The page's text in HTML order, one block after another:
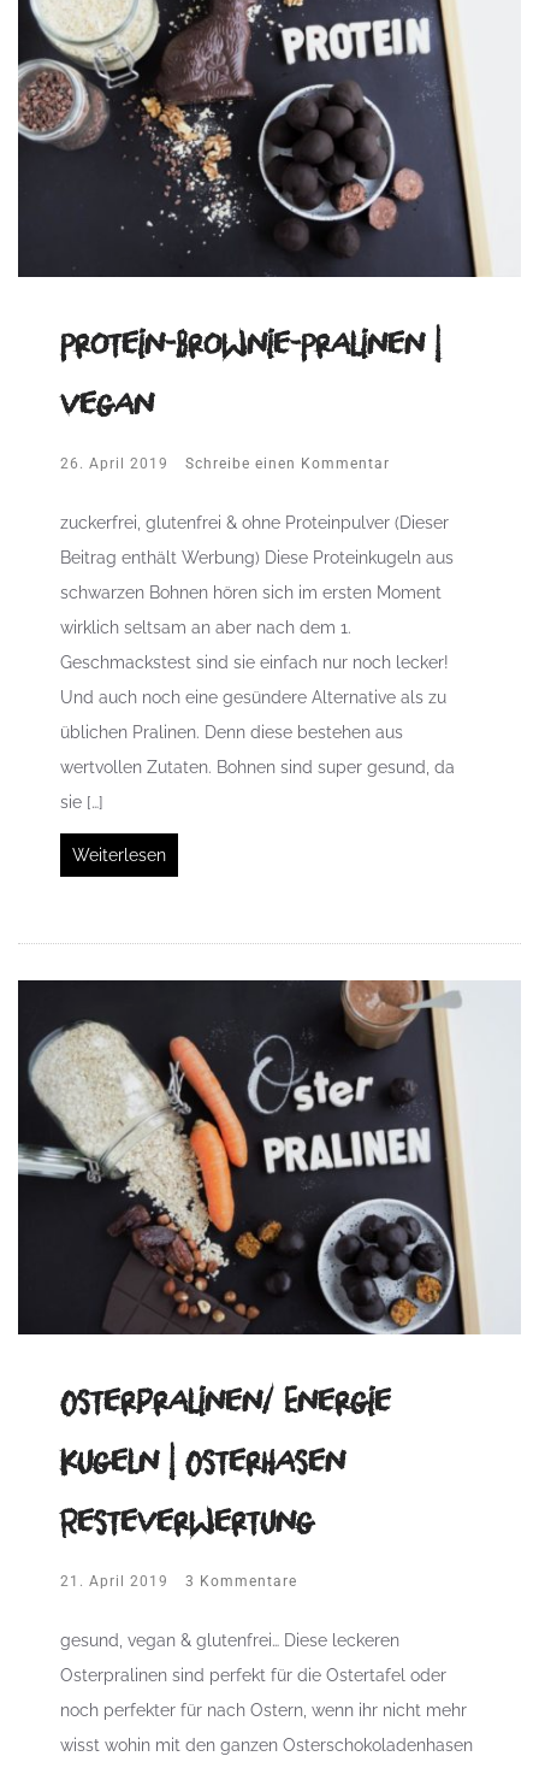
Protein-Brownie-Pralinen |
vegan
26. April 2019 Schreibe einen Kommentar
zuckerfrei, glutenfrei & ohne Proteinpulver (Dieser
Beitrag enthält Werbung) Diese Proteinkugeln aus
schwarzen Bohnen hören sich im ersten Moment
wirklich seltsam an aber nach dem 1.
Geschmackstest sind sie einfach nur noch lecker!
Und auch noch eine gesündere Alternative als zu
üblichen Pralinen. Denn diese bestehen aus
wertvollen Zutaten. Bohnen sind super gesund, da
sie […]
Weiterlesen
Osterpralinen/ Energie
Kugeln | Osterhasen
Resteverwertung
21. April 2019 3 Kommentare
gesund, vegan & glutenfrei… Diese leckeren
Osterpralinen sind perfekt für die Ostertafel oder
noch perfekter für nach Ostern, wenn ihr nicht mehr
wisst wohin mit den ganzen Osterschokoladenhasen